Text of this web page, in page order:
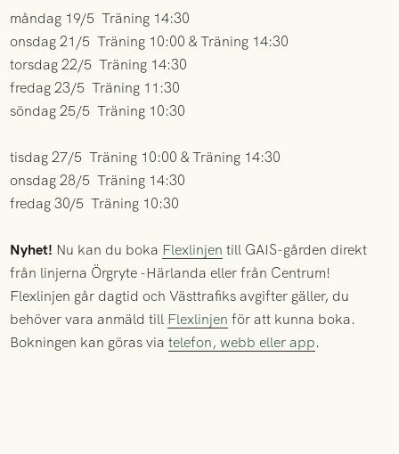
måndag 19/5 Träning 14:30
onsdag 21/5 Träning 10:00 & Träning 14:30
torsdag 22/5 Träning 14:30
fredag 23/5 Träning 11:30
söndag 25/5 Träning 10:30
tisdag 27/5 Träning 10:00 & Träning 14:30
onsdag 28/5 Träning 14:30
fredag 30/5 Träning 10:30
Nyhet! Nu kan du boka Flexlinjen till GAIS-gården direkt
från linjerna Örgryte -Härlanda eller från Centrum!
Flexlinjen går dagtid och Västtrafiks avgifter gäller, du
behöver vara anmäld till Flexlinjen för att kunna boka.
Bokningen kan göras viatelefon, webb eller app.